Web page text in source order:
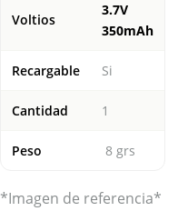
Voltios
3.7V
350mAh
Recargable Si
Cantidad 1
Peso 8 grs
*Imagen de referencia*